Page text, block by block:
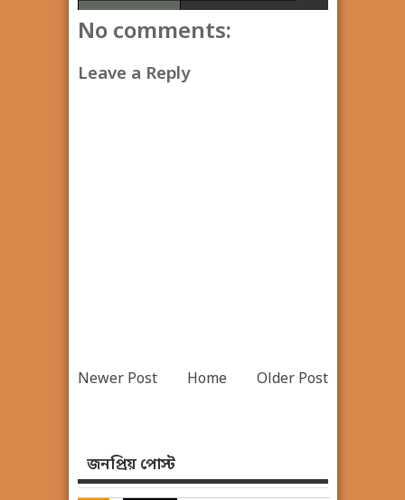
No comments:
Leave a Reply
Newer Post Older Post
Home
জনপ্রিয় পোস্ট